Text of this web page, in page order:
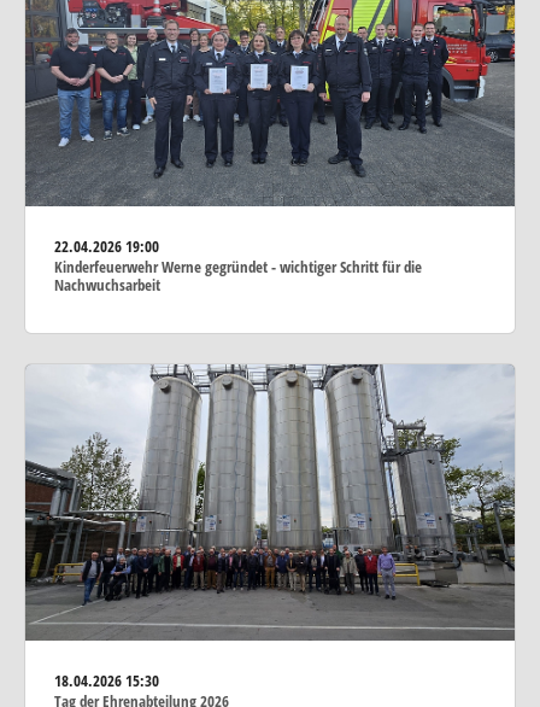
22.04.202619:00
Kinderfeuerwehr Werne gegründet - wichtiger Schritt für die
Nachwuchsarbeit
18.04.202615:30
Tag der Ehrenabteilung 2026